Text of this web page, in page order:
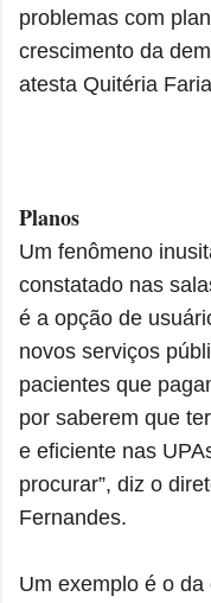
problemas com
crescimento da
atesta Quitéria
Planos
Um fenômeno
constatado nas
é a opção de
novos serviços
pacientes que
por saberem que
e eficiente nas
procurar”, diz o
Fernandes.
Um exemplo é o